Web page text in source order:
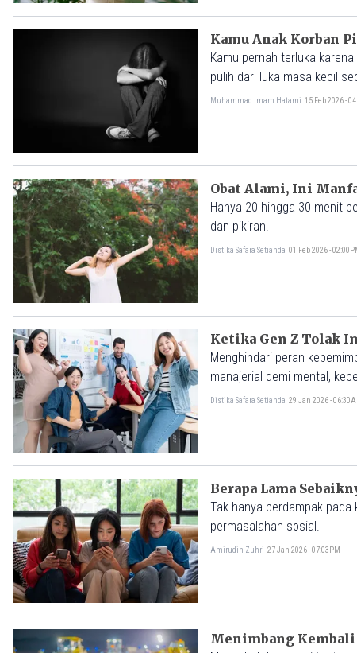
Kamu Anak Korban
Kamu pernah terluka
pulih dari luka masa kecil
Muhammad Imam Hatami 15 Feb 2026 -
Obat Alami, Ini
Hanya 20 hingga 30 menit
dan pikiran.
Distika Safara Setianda 01 Feb 2026 -
Ketika Gen Z Tolak
Menghindari peran
manajerial demi mental,
Distika Safara Setianda 29 Jan 2026 -
Berapa Lama
Tak hanya berdampak
permasalahan sosial.
Amirudin Zuhri 27 Jan 2026 - 07:03PM
Menimbang Kembali